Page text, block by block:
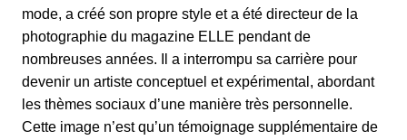
mode, a créé son propre style et a été directeur de la
photographie du magazine ELLE pendant de
nombreuses années. Il a interrompu sa carrière pour
devenir un artiste conceptuel et expérimental, abordant
les thèmes sociaux d’une manière très personnelle.
Cette image n’est qu’un témoignage supplémentaire de